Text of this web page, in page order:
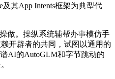
其App Intents框架为典型代
。操纵系统辅帮办事模仿手
开辟者的共同，试图以通用的
AI的AutoGLM和字节跳动的